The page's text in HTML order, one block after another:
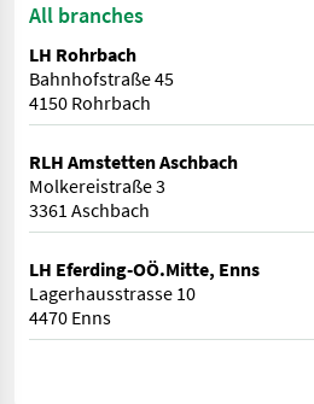
All branches
LH Rohrbach
Bahnhofstraße 45
4150 Rohrbach
RLH Amstetten Aschbach
Molkereistraße 3
3361 Aschbach
LH Eferding-OÖ.Mitte, Enns
Lagerhausstrasse 10
4470 Enns